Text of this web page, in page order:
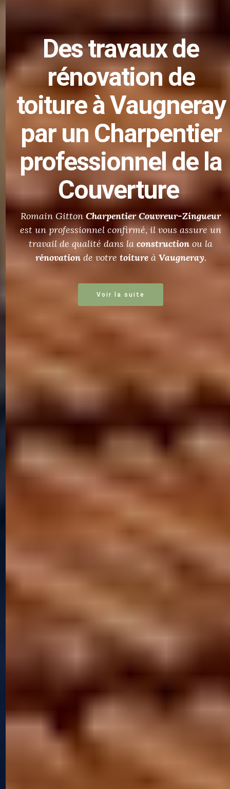
Destravaux de
rénovation de
toitureà Vaugneray
par un Charpentier
professionnel de la
Couverture
Romain GittonCharpentier Couvreur-Zingueur
est un professionnel confirmé, il vous assure un
travail de qualité dans laconstructionou la
rénovationde votretoitureàVaugneray.
Voir la suite